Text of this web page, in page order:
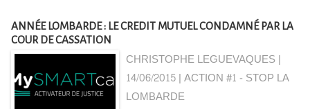
ANNÉE LOMBARDE : LE CREDIT MUTUEL CONDAMNÉ PAR LA
COUR DE CASSATION
CHRISTOPHE LEGUEVAQUES |
14/06/2015|ACTION #1 - STOP LA
LOMBARDE